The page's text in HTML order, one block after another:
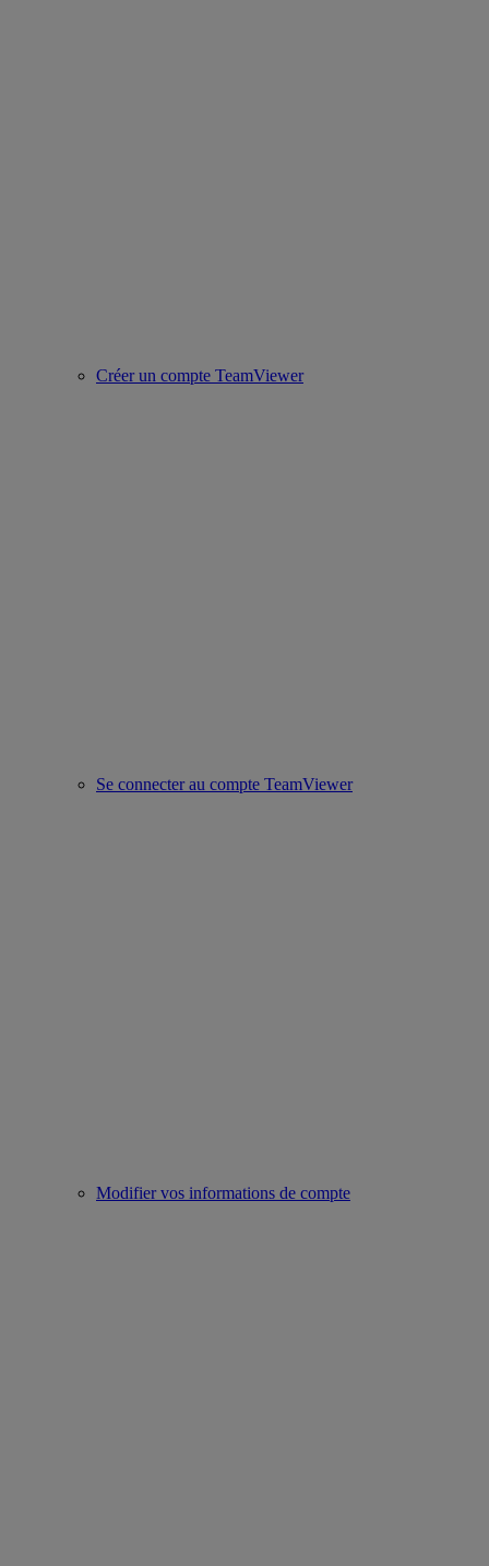
Créer un compte TeamViewer
Se connecter au compte TeamViewer
Modifier vos informations de compte